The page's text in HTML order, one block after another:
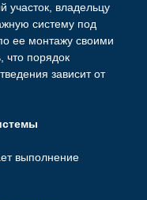
участок, владельцу
систему под
ее монтажу своими
что порядок
зависит от
выполнение